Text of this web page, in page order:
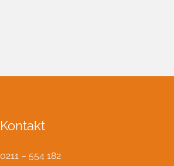
Kontakt
0211 – 554 182